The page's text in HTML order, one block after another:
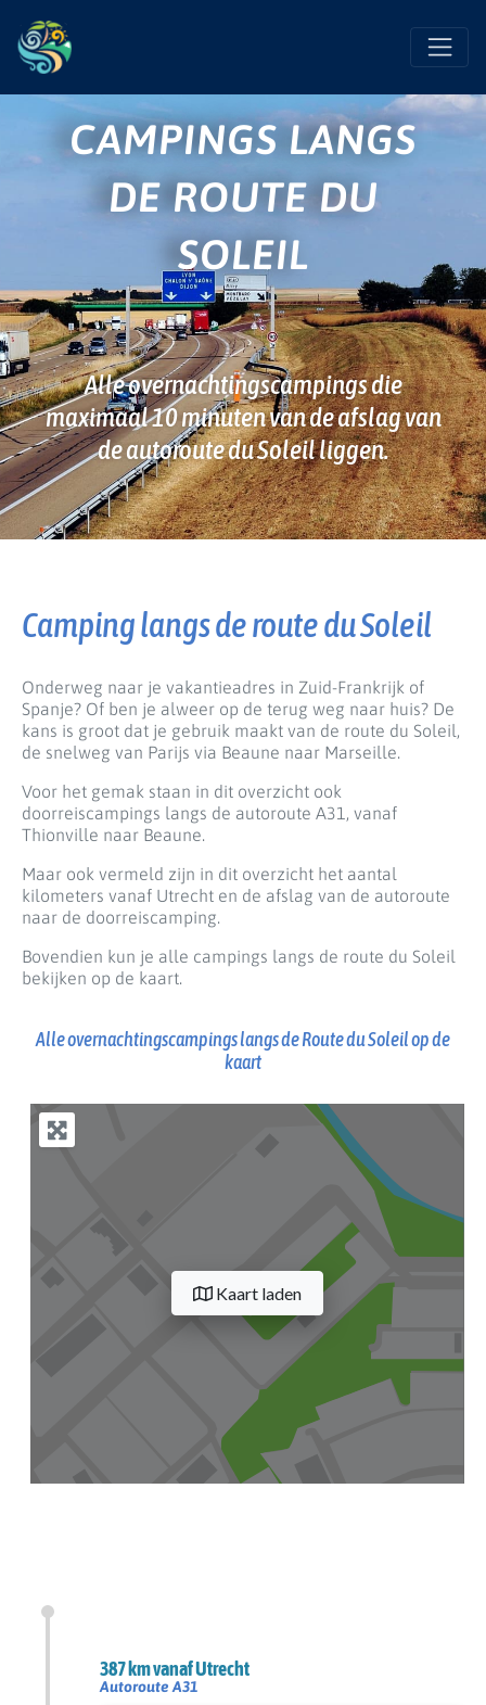
CAMPINGS LANGS
DE ROUTE DU
SOLEIL
Alle overnachtingscampings die
maximaal 10 minuten van de afslag van
de autoroute du Soleil liggen.
Camping langs de route du Soleil
Onderweg naar je vakantieadres in Zuid-Frankrijk of
Spanje? Of ben je alweer op de terug weg naar huis? De
kans is groot dat je gebruik maakt van de route du Soleil,
de snelweg van Parijs via Beaune naar Marseille.
Voor het gemak staan in dit overzicht ook
doorreiscampings langs de autoroute A31, vanaf
Thionville naar Beaune.
Maar ook vermeld zijn in dit overzicht het aantal
kilometers vanaf Utrecht en de afslag van de autoroute
naar de doorreiscamping.
Bovendien kun je alle campings langs de route du Soleil
bekijken op de kaart.
Alle overnachtingscampings langs de Route du Soleil op de
kaart
Kaart laden
387 km vanaf Utrecht
Autoroute A31